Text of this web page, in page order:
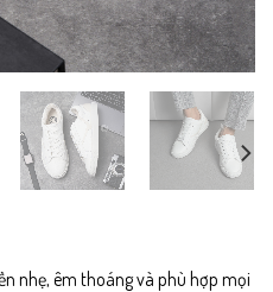
nhẹ, êm thoáng và phù hợp mọi